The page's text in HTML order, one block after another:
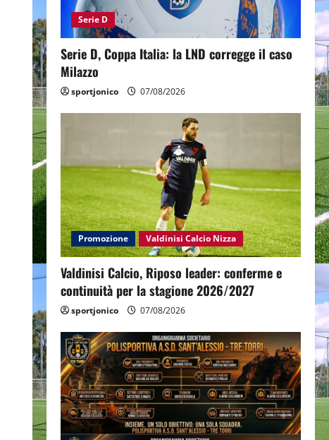
Serie D
Serie D, Coppa Italia: la LND corregge il caso
Milazzo
sportjonico 07/08/2026
Promozione Valdinisi Calcio Nizza
Valdinisi Calcio, Riposo leader: conferme e
continuità per la stagione 2026/2027
sportjonico 07/08/2026